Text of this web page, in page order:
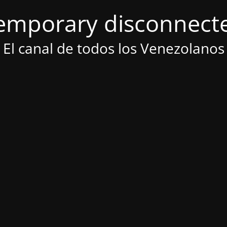
El canal de todos los Venezolanos